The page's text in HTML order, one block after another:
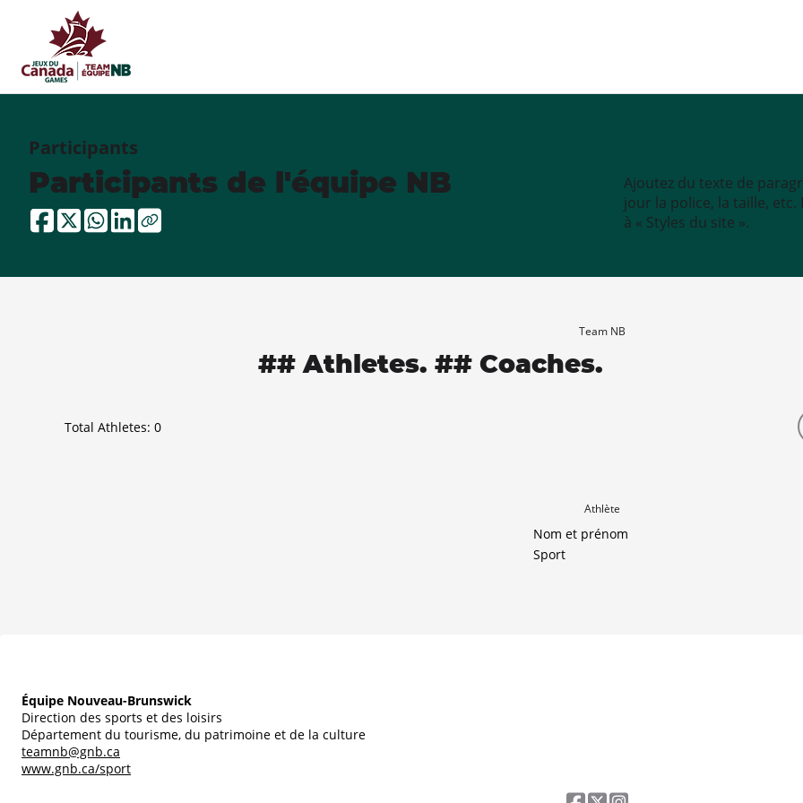
Participants
Participants de l'équipe NB
Ajoutez du texte de
jour la police, la taille,
à « Styles du site ».
Team NB
## Athletes. ## Coaches.
Total Athletes: 0
Athlète
Nom et prénom
Sport
Équipe Nouveau-Brunswick
Direction des sports et des loisirs
Département du tourisme, du patrimoine et de la culture
teamnb@gnb.ca
www.gnb.ca/sport